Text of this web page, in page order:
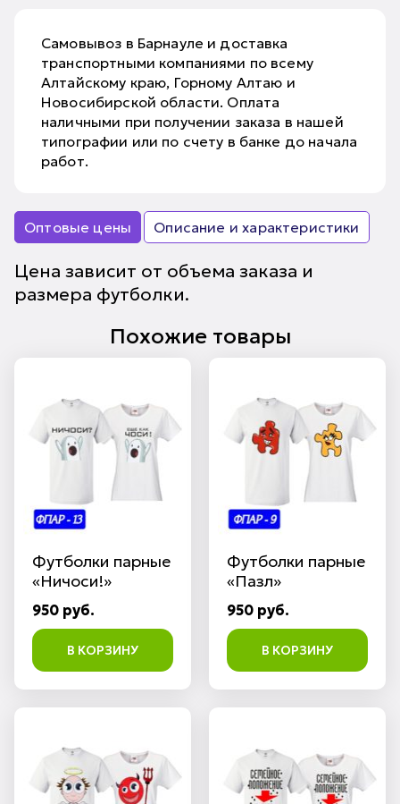
Самовывоз в Барнауле и доставка
транспортными компаниями по всему
Алтайскому краю, Горному Алтаю и
Новосибирской области. Оплата
наличными при получении заказа в нашей
типографии или по счету в банке до начала
работ.
Оптовые цены Описание и характеристики
Цена зависит от объема заказа и
размера футболки.
Похожие товары
Футболки парные
«Ничоси!»
950 руб.
В КОРЗИНУ
Футболки парные
«Пазл»
950 руб.
В КОРЗИНУ